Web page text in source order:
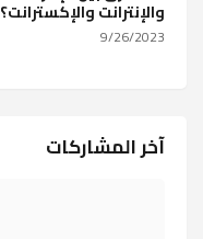
والإنترانت والإكسترانت؟
9/26/2023
آخر المشاركات